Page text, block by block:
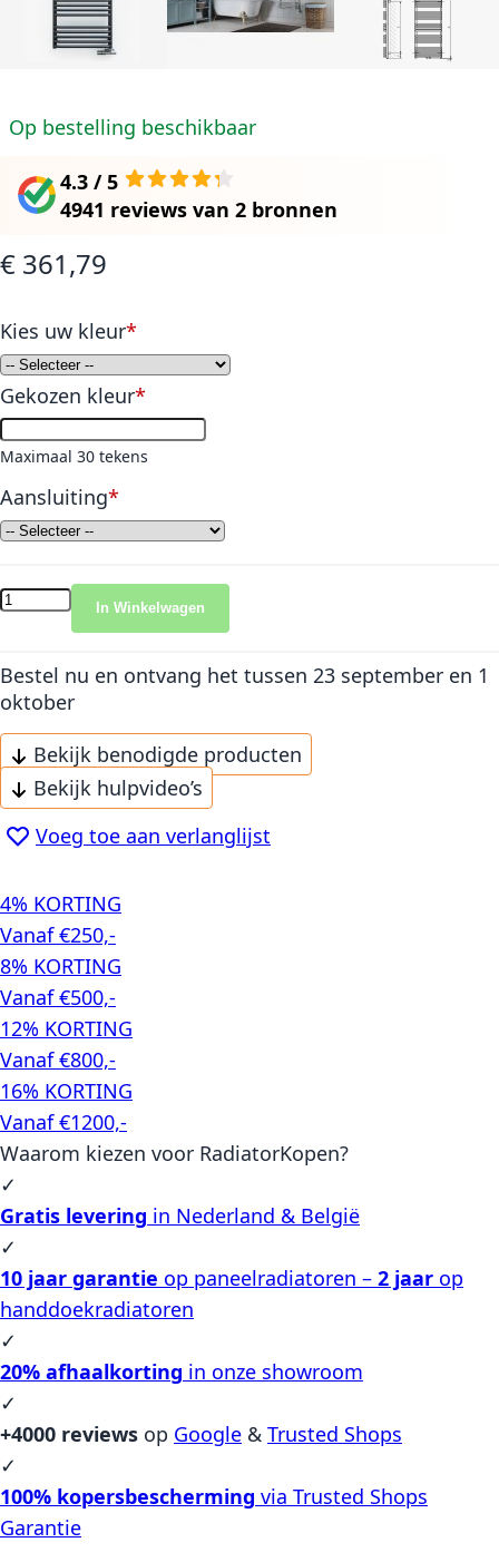
Op bestelling beschikbaar
4.3 / 5
4941 reviews van 2 bronnen
€ 361,79
Kies uw kleur
Gekozen kleur
Maximaal 30 tekens
Aansluiting
In Winkelwagen
Bestel nu en ontvang het tussen 23 september en 1
oktober
Bekijk benodigde producten
Bekijk hulpvideo’s
Voeg toe aan verlanglijst
4% KORTING
Vanaf €250,-
8% KORTING
Vanaf €500,-
12% KORTING
Vanaf €800,-
16% KORTING
Vanaf €1200,-
Waarom kiezen voor RadiatorKopen?
✓
Gratis levering in Nederland & België
✓
10 jaar garantie op paneelradiatoren – 2 jaar op
handdoekradiatoren
✓
20% afhaalkorting in onze showroom
✓
+4000 reviews op Google & Trusted Shops
✓
100% kopersbescherming via Trusted Shops
Garantie